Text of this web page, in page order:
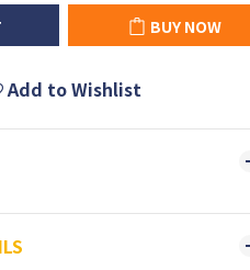
BUY NOW
Add to Wishlist